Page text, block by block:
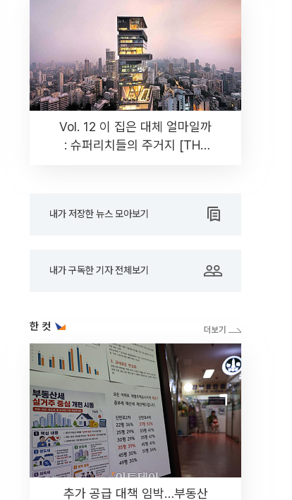
Vol. 12 이 집은 대체 얼마일까
: 슈퍼리치들의 주거지 [THE
내가 저장한 뉴스 모아보기
내가 구독한 기자 전체보기
한 컷
추가 공급 대책 임박…부동산